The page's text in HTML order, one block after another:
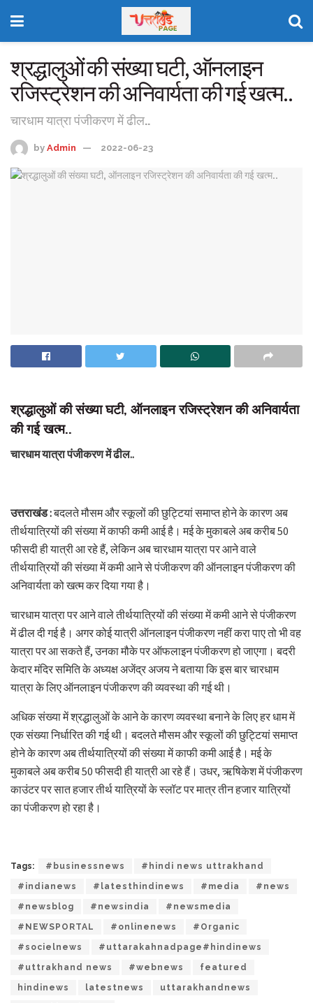
श्रद्धालुओं की संख्या घटी, ऑनलाइन
रजिस्ट्रेशन की अनिवार्यता की गई खत्म..
चारधाम यात्रा पंजीकरण में ढील..
by Admin 2022-06-23
श्रद्धालुओं की संख्या घटी, ऑनलाइन रजिस्ट्रेशन की अनिवार्यता
की गई खत्म..
चारधाम यात्रा पंजीकरण में ढील..
उत्तराखंड :बदलते मौसम और स्कूलों की छुट्टियां समाप्त होने के कारण अब
तीर्थयात्रियों की संख्या में काफी कमी आई है। मई के मुकाबले अब करीब 50
फीसदी ही यात्री आ रहे हैं, लेकिन अब चारधाम यात्रा पर आने वाले
तीर्थयात्रियों की संख्या में कमी आने से पंजीकरण की ऑनलाइन पंजीकरण की
अनिवार्यता को खत्म कर दिया गया है।
चारधाम यात्रा पर आने वाले तीर्थयात्रियों की संख्या में कमी आने से पंजीकरण
में ढील दी गई है। अगर कोई यात्री ऑनलाइन पंजीकरण नहीं करा पाए तो भी वह
यात्रा पर आ सकते हैं, उनका मौके पर ऑफलाइन पंजीकरण हो जाएगा। बदरी
केदार मंदिर समिति के अध्यक्ष अजेंद्र अजय ने बताया कि इस बार चारधाम
यात्रा के लिए ऑनलाइन पंजीकरण की व्यवस्था की गई थी।
अधिक संख्या में श्रद्धालुओं के आने के कारण व्यवस्था बनाने के लिए हर धाम में
एक संख्या निर्धारित की गई थी। बदलते मौसम और स्कूलों की छुट्टियां समाप्त
होने के कारण अब तीर्थयात्रियों की संख्या में काफी कमी आई है। मई के
मुकाबले अब करीब 50 फीसदी ही यात्री आ रहे हैं। उधर, ऋषिकेश में पंजीकरण
काउंटर पर सात हजार तीर्थ यात्रियों के स्लॉट पर मात्र तीन हजार यात्रियों
का पंजीकरण हो रहा है।
Tags: #businessnews #hindi news uttrakhand
#indianews #latesthindinews #media #news
#newsblog #newsindia #newsmedia
#NEWSPORTAL #onlinenews #Organic
#socielnews #uttarakahnadpage#hindinews
#uttrakhand news #webnews featured
hindinews latestnews uttarakhandnews